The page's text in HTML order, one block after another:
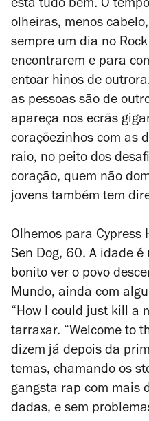
está tudo bem. O
olheiras, menos
sempre um dia no
encontrarem e para
entoar hinos de
as pessoas são de
apareça nos ecrãs
coraçõezinhos com as
raio, no peito dos
coração, quem não
jovens também tem
Olhemos para Cypress
Sen Dog, 60. A idade
bonito ver o povo
Mundo, ainda com
“How I could just kill a
tarraxar. “Welcome to
dizem já depois da
temas, chamando os
gangsta rap com mais
dadas, e sem